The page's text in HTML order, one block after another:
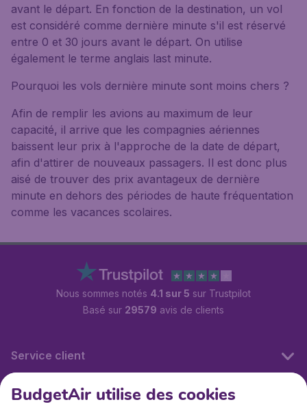
avant le départ. En fonction de la destination, un vol
est considéré comme dernière minute s'il est réservé
entre 0 et 30 jours avant le départ. On utilise
également le terme anglais last minute.
Pourquoi les vols dernière minute sont moins chers ?
Afin de remplir les avions au maximum de leur
capacité, il arrive que les compagnies aériennes
baissent leur prix à l'approche de la date de départ,
afin d'attirer de nouveaux passagers. Il est donc plus
aisé de trouver des prix avantageux de dernière
minute en dehors des périodes de haute fréquentation
comme les vacances scolaires.
Nous sommes notés 4.1 sur 5 sur Trustpilot
Basé sur 29579 avis de clients
Service client
BudgetAir.fr
BudgetAir utilise des cookies